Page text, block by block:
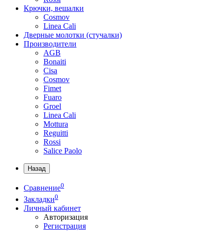
Крючки, вешалки
Cosmov
Linea Cali
Дверные молотки (стучалки)
Производители
AGB
Bonaiti
Cisa
Cosmov
Fimet
Fuaro
Groel
Linea Cali
Mottura
Reguitti
Rossi
Salice Paolo
Назад
Сравнение0
Закладки0
Личный кабинет
Авторизация
Регистрация